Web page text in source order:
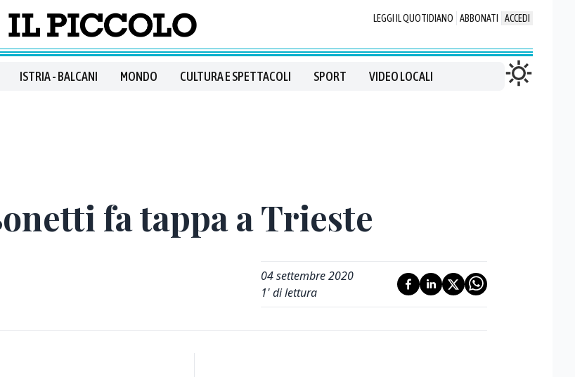
LEGGI IL QUOTIDIANO ABBONATI ACCEDI
ISTRIA - BALCANI MONDO CULTURA E SPETTACOLI SPORT VIDEO LOCALI
fa tappa a Trieste
04 settembre 2020
1' di lettura